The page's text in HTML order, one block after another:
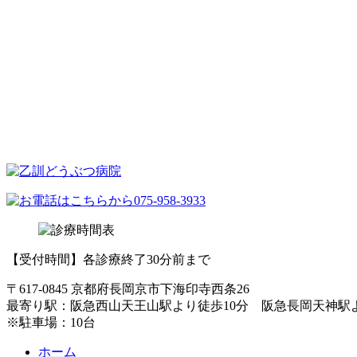
【受付時間】各診療終了30分前まで
〒617-0845 京都府長岡京市下海印寺西条26
最寄り駅：阪急西山天王山駅より徒歩10分 阪急長岡天神駅
※駐車場：10台
ホーム